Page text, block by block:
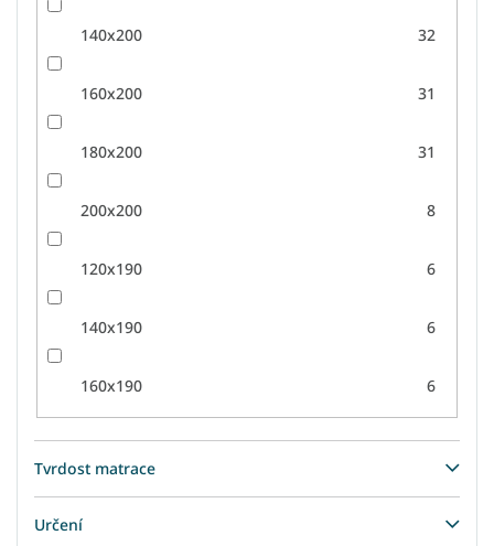
140x200 32
160x200 31
180x200 31
200x200 8
120x190 6
140x190 6
160x190 6
Tvrdost matrace
Určení